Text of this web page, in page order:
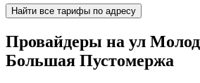
Найти все тарифы по адресу
Провайдеры на ул
Большая Пустомержа